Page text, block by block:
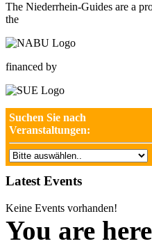
The Niederrhein-Guides are a
the
financed by
Suchen Sie nach
Veranstaltungen:
Latest Events
Keine Events vorhanden!
You are